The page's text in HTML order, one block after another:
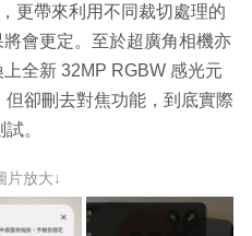
更帶來利用不同裁切處理的
會更定。至於超廣角相機亦
全新 32MP RGBW 感光元
卻刪去對焦功能，到底實際
。
片放大↓